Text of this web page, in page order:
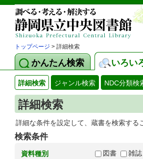
トップページ > 詳細検索
かんたん検索 いろい
詳細検索 ジャンル検索 NDC分類検
詳細検索
詳細な条件を設定して、蔵書を検索する
検索条件
資料種別 図書 雑誌